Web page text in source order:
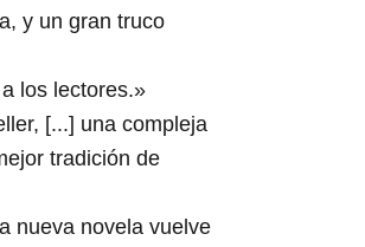
y un gran truco
los lectores.»
[...] una compleja
tradición de
nueva novela vuelve